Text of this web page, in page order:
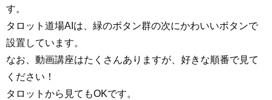
す。
タロット道場AIは、緑のボタン群の次にかわいいボタンで
設置しています。
なお、動画講座はたくさんありますが、好きな順番で見て
ください！
タロットから見てもOKです。